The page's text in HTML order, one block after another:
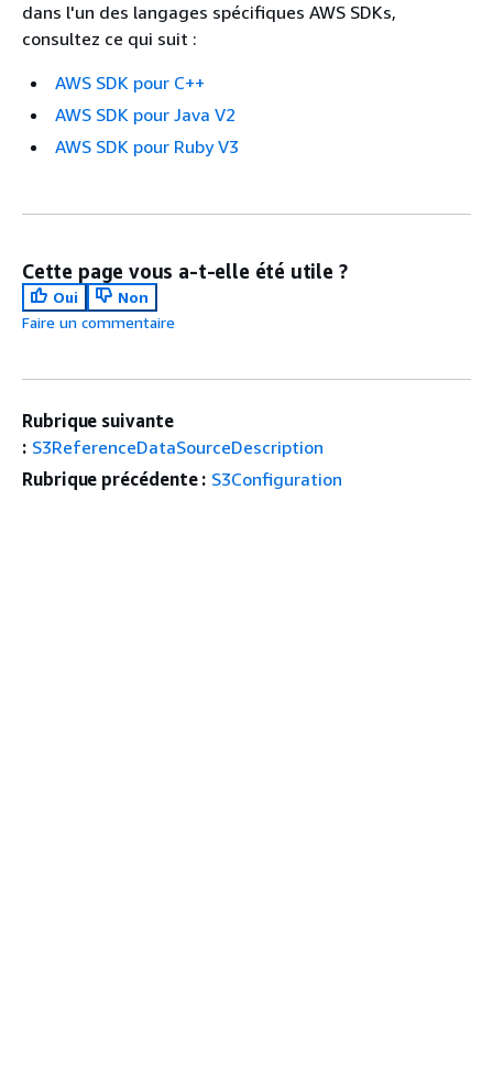
dans l'un des langages spécifiques AWS SDKs,
consultez ce qui suit :
AWS SDK pour C++
AWS SDK pour Java V2
AWS SDK pour Ruby V3
Cette page vous a-t-elle été utile ?
Oui
Non
Faire un commentaire
Rubrique suivante
: S3ReferenceDataSourceDescription
Rubrique précédente : S3Configuration